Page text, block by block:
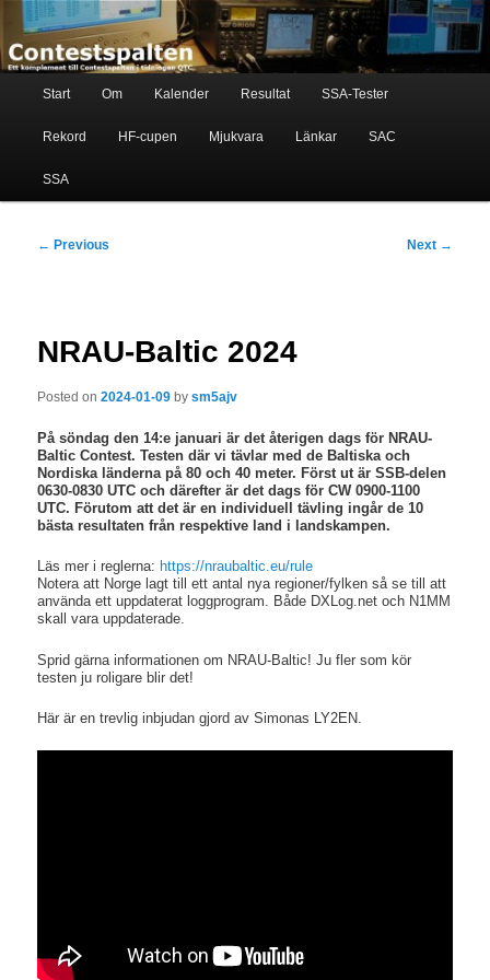
primary
content
Contestspalten
Ett komplement till contestspalten i tidningen QTC
Start Om Kalender Resultat SSA-Tester
Rekord HF-cupen Mjukvara Länkar SAC
SSA
Post
← Previous Next →
NRAU-Baltic 2024
Posted on2024-01-09 bysm5ajv
På söndag den 14:e januari är det återigen dags för NRAU-
Baltic Contest. Testen där vi tävlar med de Baltiska och
Nordiska länderna på 80 och 40 meter. Först ut är SSB-delen
0630-0830 UTC och därefter är det dags för CW 0900-1100
UTC. Förutom att det är en individuell tävling ingår de 10
bästa resultaten från respektive land i landskampen.
Läs mer i reglerna: https://nraubaltic.eu/rule
Notera att Norge lagt till ett antal nya regioner/fylken så se till att
använda ett uppdaterat loggprogram. Både DXLog.net och N1MM
skall vara uppdaterade.
Sprid gärna informationen om NRAU-Baltic! Ju fler som kör
testen ju roligare blir det!
Här är en trevlig inbjudan gjord av Simonas LY2EN.